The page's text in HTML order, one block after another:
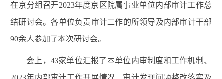
在京分组召开2023年度京区院属事业单位内部审计工作总
结研讨会。各单位负责审计工作的所领导及内部审计干部
90余人参加了本次研讨会。
会上，43家单位汇报了本单位内审制度和工作机制、
2023年内部审计工作开展情况、审计发现问题整改落实及